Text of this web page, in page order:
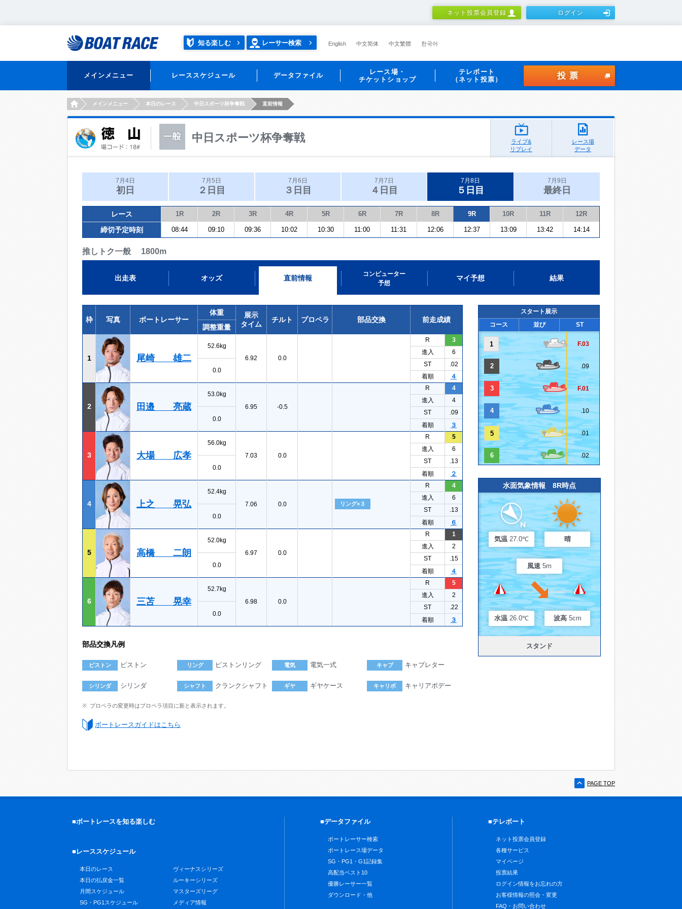
ネット投票会員登録 ログイン
知る楽しむ レーサー検索 English 中文简体 中文繁體 한국어
メインメニュー レーススケジュール データファイル
レース場・
チケットショップ
テレボート
（ネット投票）
投票
HOMEメインメニュー 本日のレース 中日スポーツ杯争奪戦 直前情報
中日スポーツ杯争奪戦
ライブ&
リプレイ
レース場
データ
7月4日
初日
7月5日
２日目
7月6日
３日目
7月7日
４日目
7月8日
５日目
7月9日
最終日
レース 1R 2R 3R 4R 5R 6R 7R 8R 9R 10R 11R 12R
締切予定時刻 08:44 09:10 09:36 10:02 10:30 11:00 11:31 12:06 12:37 13:09 13:42 14:14
推しトク一般 1800m
出走表 オッズ 直前情報
コンピューター
予想
マイ予想 結果
枠 写真 ボートレーサー
体重
展示
タイム
チルト プロペラ 部品交換
前走成績
調整重量
1 尾崎 雄二
52.6kg
6.92
0.0
R
3
進入
6
0.0
ST
.02
着順
４
2 田邉 亮蔵
53.0kg
6.95
-0.5
R
4
進入
4
0.0
ST
.09
着順
３
3 大場 広孝
56.0kg
7.03
0.0
R
5
進入
6
0.0
ST
.13
着順
２
4 上之 晃弘
52.4kg
7.06
0.0 リング×３
R
4
進入
6
0.0
ST
.13
着順
６
5 高橋 二朗
52.0kg
6.97
0.0
R
1
進入
2
0.0
ST
.15
着順
４
6 三苫 晃幸
52.7kg
6.98
0.0
R
5
進入
2
0.0
ST
.22
着順
３
部品交換凡例
ピストン ピストン リング ピストンリング 電気 電気一式 キャブ キャブレター
シリンダ シリンダ シャフト クランクシャフト ギヤ ギヤケース キャリボ キャリアボデー
プロペラの変更時はプロペラ項目に新と表示されます。
ボートレースガイドはこちら
スタート展示
コース
並び ST
1 F.03
2 .09
3 F.01
4 .10
5 .01
6 .02
水面気象情報 8R時点
気温 27.0℃ 晴
風速 5m
水温 26.0℃ 波高 5cm
スタンド
PAGE TOP
■ボートレースを知る楽しむ
■レーススケジュール
本日のレース
本日の払戻金一覧
月間スケジュール
SG・PG1スケジュール
ヴィーナスシリーズ
ルーキーシリーズ
マスターズリーグ
メディア情報
■データファイル
ボートレーサー検索
ボートレース場データ
SG・PG1・G1記録集
高配当ベスト10
優勝レーサー一覧
ダウンロード・他
■テレボート
ネット投票会員登録
各種サービス
マイページ
投票結果
ログイン情報をお忘れの方
お客様情報の照会・変更
FAQ・お問い合わせ